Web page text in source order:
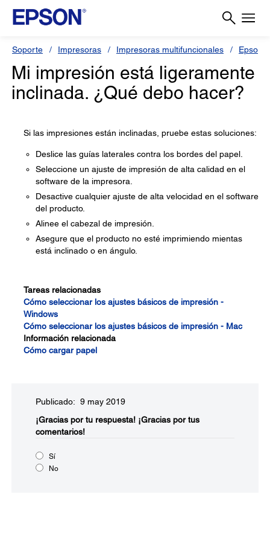
Soporte Impresoras Impresoras multifuncionales Epson
Mi impresión está ligeramente
inclinada. ¿Qué debo hacer?
Si las impresiones están inclinadas, pruebe estas soluciones:
Deslice las guías laterales contra los bordes del papel.
Seleccione un ajuste de impresión de alta calidad en el
software de la impresora.
Desactive cualquier ajuste de alta velocidad en el software
del producto.
Alinee el cabezal de impresión.
Asegure que el producto no esté imprimiendo mientas
está inclinado o en ángulo.
Tareas relacionadas
Cómo seleccionar los ajustes básicos de impresión -
Windows
Cómo seleccionar los ajustes básicos de impresión - Mac
Información relacionada
Cómo cargar papel
Publicado: 9 may 2019
¡Gracias por tu respuesta! ¡Gracias por tus
comentarios!
Sí
No